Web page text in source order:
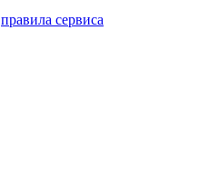
правила сервиса